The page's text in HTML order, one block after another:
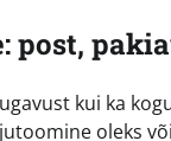
post,
kui ka
oleks